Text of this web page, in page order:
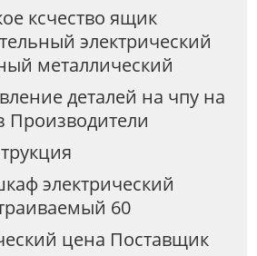
ксчество ящик
электрический
металлический
деталей на чпу на
Производители
электрический
60
цена Поставщик